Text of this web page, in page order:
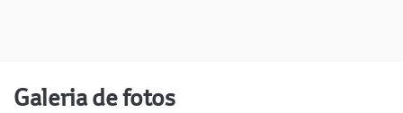
Galeria de fotos